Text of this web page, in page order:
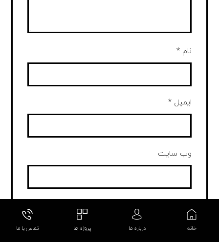
نام*
ایمیل*
وب‌ سایت
زمانی که دوباره دیدگاهی می‌نویسم.
خانه درباره ما پروژه ها تماس با ما